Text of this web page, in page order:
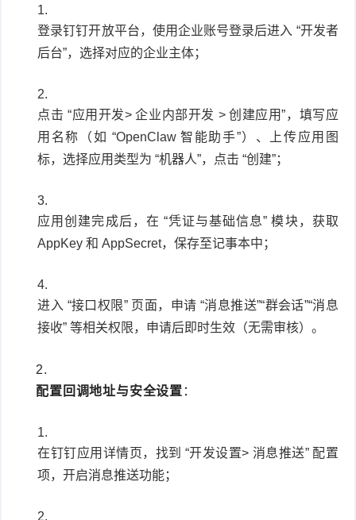
登录钉钉开放平台，使用企业账号登录后进入 “开发者
后台”，选择对应的企业主体；
点击 “应用开发> 企业内部开发 > 创建应用”，填写应
用名称（如 “OpenClaw 智能助手”）、上传应用图
标，选择应用类型为 “机器人”，点击 “创建”；
应用创建完成后，在 “凭证与基础信息” 模块，获取
AppKey 和 AppSecret，保存至记事本中；
进入 “接口权限” 页面，申请 “消息推送”“群会话”“消息
接收” 等相关权限，申请后即时生效（无需审核）。
配置回调地址与安全设置 ：
在钉钉应用详情页，找到 “开发设置> 消息推送” 配置
项，开启消息推送功能；